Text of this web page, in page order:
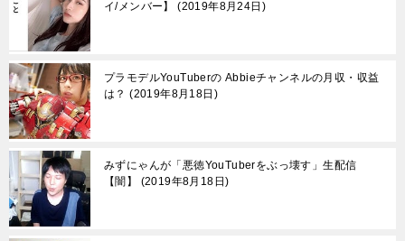
イ/メンバー】
2019年8月24日
プラモデルYouTuberの Abbieチャンネルの月収・収益
は？
2019年8月18日
みずにゃんが「悪徳YouTuberをぶっ壊す」生配信
【闇】
2019年8月18日